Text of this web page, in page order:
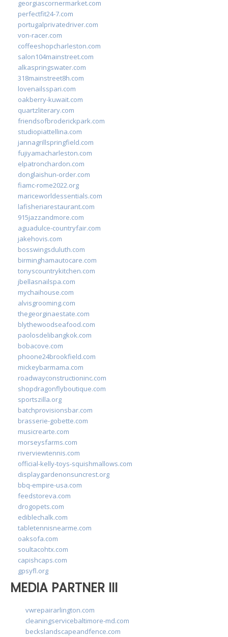
georgiascornermarket.com
perfectfit24-7.com
portugalprivatedriver.com
von-racer.com
coffeeshopcharleston.com
salon104mainstreet.com
alkaspringswater.com
318mainstreet8h.com
lovenailsspari.com
oakberry-kuwait.com
quartzliterary.com
friendsofbroderickpark.com
studiopiattellina.com
jannagrillspringfield.com
fujiyamacharleston.com
elpatronchardon.com
donglaishun-order.com
fiamc-rome2022.org
mariceworldessentials.com
lafisheriarestaurant.com
915jazzandmore.com
aguadulce-countryfair.com
jakehovis.com
bosswingsduluth.com
birminghamautocare.com
tonyscountrykitchen.com
jbellasnailspa.com
mychaihouse.com
alvisgrooming.com
thegeorginaestate.com
blythewoodseafood.com
paolosdelibangkok.com
bobacove.com
phoone24brookfield.com
mickeybarmama.com
roadwayconstructioninc.com
shopdragonflyboutique.com
sportszilla.org
batchprovisionsbar.com
brasserie-gobette.com
musicrearte.com
morseysfarms.com
riverviewtennis.com
official-kelly-toys-squishmallows.com
displaygardenonsuncrest.org
bbq-empire-usa.com
feedstoreva.com
drogopets.com
ediblechalk.com
tabletennisnearme.com
oaksofa.com
soultacohtx.com
capishcaps.com
gpsyfl.org
MEDIA PARTNER III
vwrepairarlington.com
cleaningservicebaltimore-md.com
beckslandscapeandfence.com